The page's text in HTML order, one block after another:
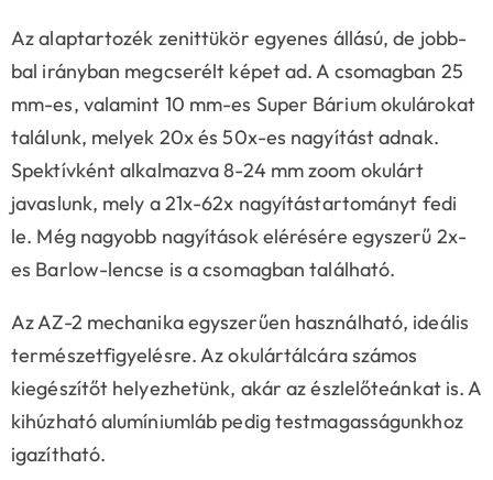
Az alaptartozék zenittükör egyenes állású, de jobb-
bal irányban megcserélt képet ad. A csomagban 25
mm-es, valamint 10 mm-es Super Bárium okulárokat
találunk, melyek 20x és 50x-es nagyítást adnak.
Spektívként alkalmazva 8-24 mm zoom okulárt
javaslunk, mely a 21x-62x nagyítástartományt fedi
le. Még nagyobb nagyítások elérésére egyszerű 2x-
es Barlow-lencse is a csomagban található.
Az AZ-2 mechanika egyszerűen használható, ideális
természetfigyelésre. Az okulártálcára számos
kiegészítőt helyezhetünk, akár az észlelőteánkat is. A
kihúzható alumíniumláb pedig testmagasságunkhoz
igazítható.